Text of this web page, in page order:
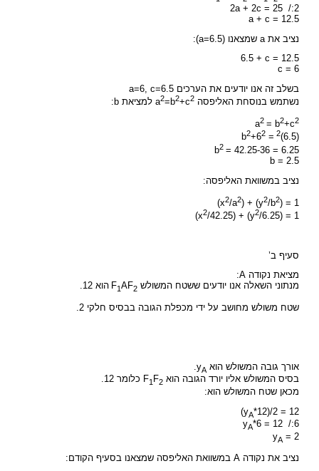
2a + 2c = 25 /:2
a + c = 12.5
נציב את a שמצאנו (a=6.5):
6.5 + c = 12.5
c = 6
בשלב זה אנו יודעים את הערכים a=6, c=6.5
נשתמש בנוסחת האליפסה a
2=b2+c2 למציאת b:
a2 = b2+c2
(6.5)
2
= b
2+62
b2 = 42.25-36 = 6.25
b = 2.5
נציב במשוואת האליפסה:
(x2/a2) + (y2/b2) = 1
(x2/42.25) + (y2/6.25) = 1
סעיף ב’
מציאת נקודה A:
מנתוני השאלה אנו יודעים ששטח המשולש F
1AF2 הוא 12.
שטח משולש מחושב על ידי מכפלת הגובה בבסיס חלקי 2.
אורך גובה המשולש הוא y A
.
בסיס המשולש אליו יורד הגובה הוא F
1 F2
כלומר 12.
מכאן שטח המשולש הוא:
(yA*12)/2 = 12
yA*6 = 12 /:6
yA = 2
נציב את נקודה A במשוואת האליפסה שמצאנו בסעיף הקודם: